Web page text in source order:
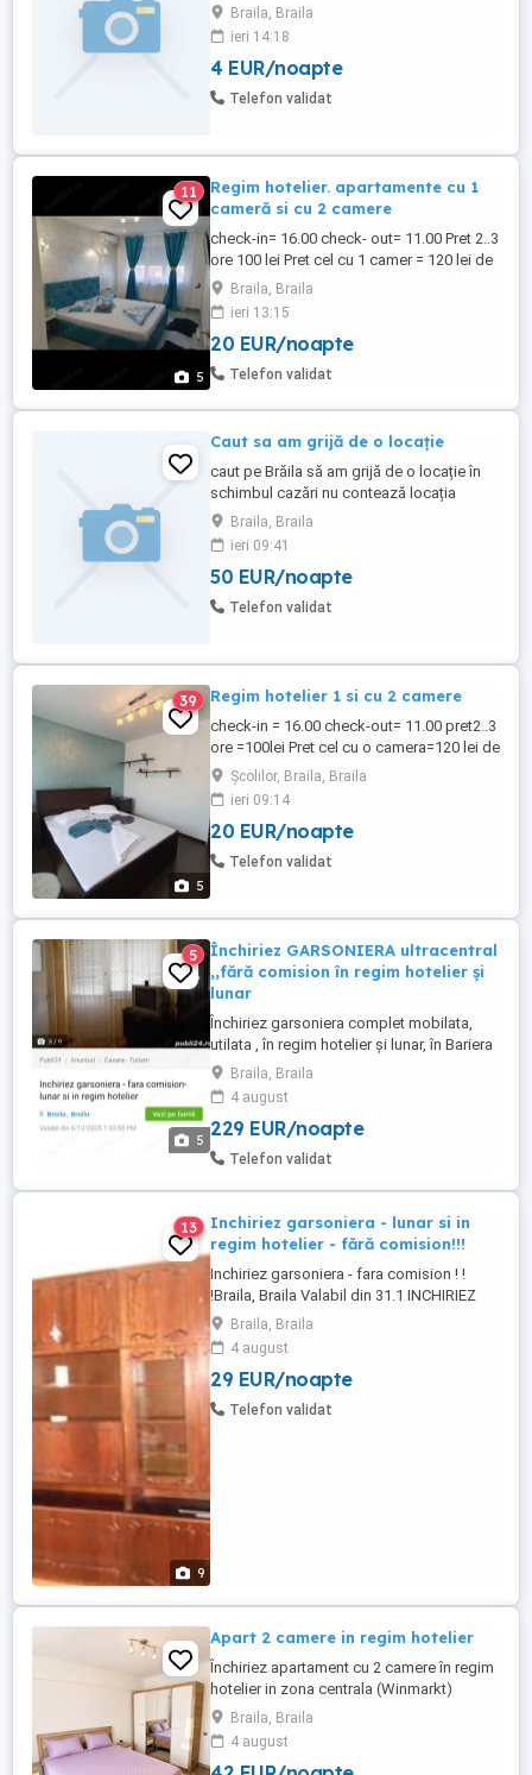
Terenuri Toaleta Copaci Tăiem Crengi
Curățăm Săpături Manual Șanțuri Gropi
Amenajări interioare și exterioare Vopsit
Zugrăveli Disponibil imediat Disponibil și
pentru Deplasări doar in Tara dacă e cazu
Braila, Braila
ieri 14:18
4 EUR/noapte
Telefon validat
5
11
Regim hotelier. apartamente cu 1
cameră si cu 2 camere
check-in= 16.00 check- out= 11.00 Pret 2..3
ore 100 lei Pret cel cu 1 camer = 120 lei de
zi Pret cel 2 camere =200 lei de zi 2
persoane .4 persoane 350 lei de zi
închiriez 2 apartamente în regim hotelier în
zone Centrale linistite unu cu 1camera
suprafață utilă de 32 mp Și cel cu 2
Braila, Braila
ieri 13:15
20 EUR/noapte
Telefon validat
Caut sa am grijă de o locație
caut pe Brăila să am grijă de o locație în
schimbul cazări nu contează locația
priceput la toate. Sunt deschis pentru ori
ce fel de propunere din partea voastră
Braila, Braila
ieri 09:41
50 EUR/noapte
Telefon validat
5
39 Regim hotelier 1 si cu 2 camere
check-in = 16.00 check-out= 11.00 pret2..3
ore =100lei Pret cel cu o camera=120 lei de
zi Pret cel cu 2 camere=200 lei zi 2
persoane 4 persoane =350lei de zi
închiriez în regim hotelier 2 apartamente
cu 1 camer si cu 2 camere sînt amplasate
în zone centrale si linistite cu suprafață
Școlilor, Braila, Braila
ieri 09:14
20 EUR/noapte
Telefon validat
5
5
Închiriez GARSONIERA ultracentral
,,fără comision în regim hotelier și
lunar
Închiriez garsoniera complet mobilata,
utilata , în regim hotelier și lunar, în Bariera
Călărași, ultracentral. fara comision.
Persoana fizica .
Braila, Braila
4 august
229 EUR/noapte
Telefon validat
9
13
Inchiriez garsoniera - lunar si in
regim hotelier - fără comision!!!
Inchiriez garsoniera - fara comision ! !
!Braila, Braila Valabil din 31.1 INCHIRIEZ
GARSONIERA - FARA COMISION ! ! ! 1000
lei PE LUNA SI IN REGIM HOTELIER 150 LEI
PE ZI DescriereBraila,inchiriez garsoniera
,situata in zona ultracentrala,ansamblul
rezidential Hipodrom Pietatii,in cea mai
Braila, Braila
4 august
29 EUR/noapte
Telefon validat
Apart 2 camere in regim hotelier
Închiriez apartament cu 2 camere în regim
hotelier in zona centrala (Winmarkt)
complet mobilat și utilat, ideal pentru
sejururi de scurtă durată, delegații sau
vacanțe. Apartamentul dispune de
Braila, Braila
4 august